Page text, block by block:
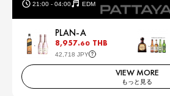
21:00 - 04:00 EDM
PLAN-A
8,957.60 THB
42,718 JPY
VIEW MORE
もっと見る